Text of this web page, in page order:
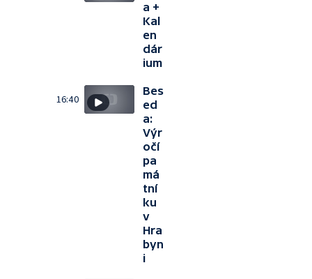
a +
Kal
en
dár
ium
16:40
Bes
ed
a:
Výr
očí
pa
má
tní
ku
v
Hra
byn
i